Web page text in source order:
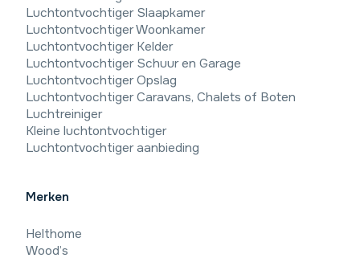
Luchtontvochtiger Slaapkamer
Luchtontvochtiger Woonkamer
Luchtontvochtiger Kelder
Luchtontvochtiger Schuur en Garage
Luchtontvochtiger Opslag
Luchtontvochtiger Caravans, Chalets of Boten
Luchtreiniger
Kleine luchtontvochtiger
Luchtontvochtiger aanbieding
Merken
Helthome
Wood’s